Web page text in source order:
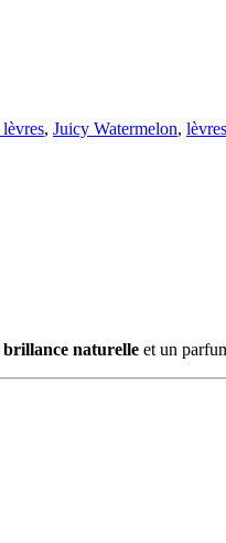
, Juicy Watermelon,
brillance naturelle et un